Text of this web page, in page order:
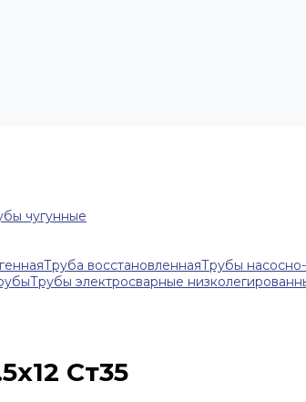
чугунные
Труба восстановленнаяТрубы
Трубы электросварные
Ст35